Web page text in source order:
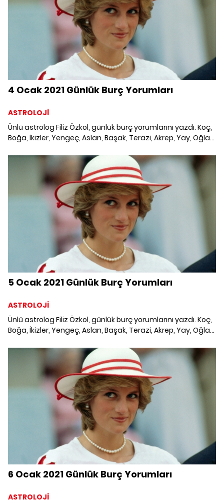
4 Ocak 2021 Günlük Burç Yorumları
ASTROLOJİ
Ünlü astrolog Filiz Özkol, günlük burç yorumlarını yazdı. Koç,
Boğa, İkizler, Yengeç, Aslan, Başak, Terazi, Akrep, Yay, Oğlak,
Günlük Burç Yorumları; Haftalık burç, yükselen burç, burç
uyumu, burç özellikleri ve günlük astroloji haberleri burçların
dikkat etmesi gereken konular ve merak edilenler...
5 Ocak 2021 Günlük Burç Yorumları
ASTROLOJİ
Ünlü astrolog Filiz Özkol, günlük burç yorumlarını yazdı. Koç,
Boğa, İkizler, Yengeç, Aslan, Başak, Terazi, Akrep, Yay, Oğlak,
Burç Yorumları; Haftalık burç, yükselen burç, burç uyumu,
burç özellikleri ve günlük astroloji haberleri burçların dikkat
etmesi gereken konular ve merak edilenler...
6 Ocak 2021 Günlük Burç Yorumları
ASTROLOJİ